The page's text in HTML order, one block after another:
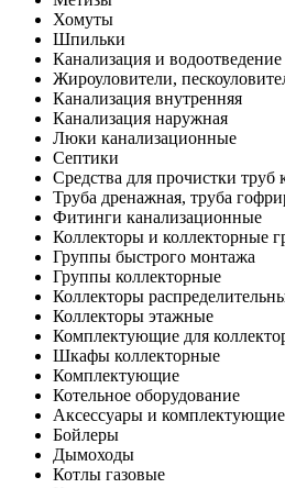
Хомуты
Шпильки
Канализация и водоотведение
Жироуловители,
Канализация внутренняя
Канализация наружная
Люки канализационные
Септики
Средства для прочистки труб
Труба дренажная, труба
Фитинги канализационные
Коллекторы и коллекторные
Группы быстрого монтажа
Группы коллекторные
Коллекторы
Коллекторы этажные
Комплектующие для
Шкафы коллекторные
Комплектующие
Котельное оборудование
Аксессуары и комплектующие
Бойлеры
Дымоходы
Котлы газовые